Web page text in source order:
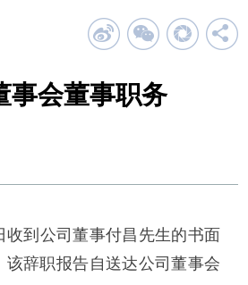
事会董事职务
到公司董事付昌先生的书面
辞职报告自送达公司董事会